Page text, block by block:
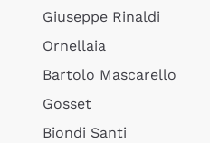
Giuseppe Rinaldi
Ornellaia
Bartolo Mascarello
Gosset
Biondi Santi